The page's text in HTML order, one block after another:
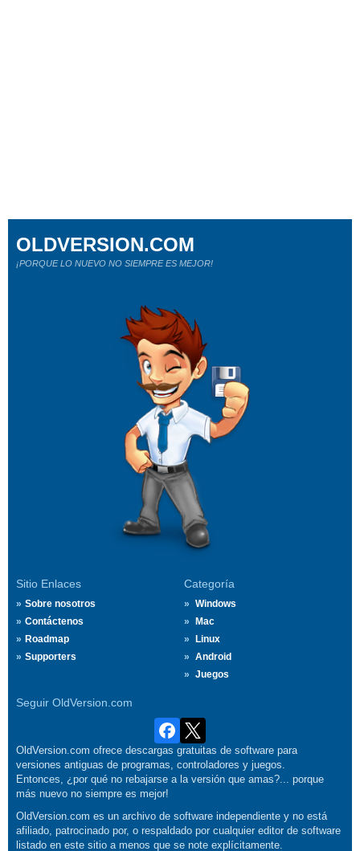
Sitio Enlaces
Sobre nosotros
Contáctenos
Roadmap
Supporters
Categoría
Windows
Mac
Linux
Android
Juegos
Seguir OldVersion.com
OLDVERSION.COM
¡PORQUE LO NUEVO NO SIEMPRE ES MEJOR!
OldVersion.com ofrece descargas gratuitas de software para
versiones antiguas de programas, controladores y juegos.
Entonces, ¿por qué no rebajarse a la versión que amas?... porque
más nuevo no siempre es mejor!
OldVersion.com es un archivo de software independiente y no está
afiliado, patrocinado por, o respaldado por cualquier editor de software
listado en este sitio a menos que se note explícitamente.